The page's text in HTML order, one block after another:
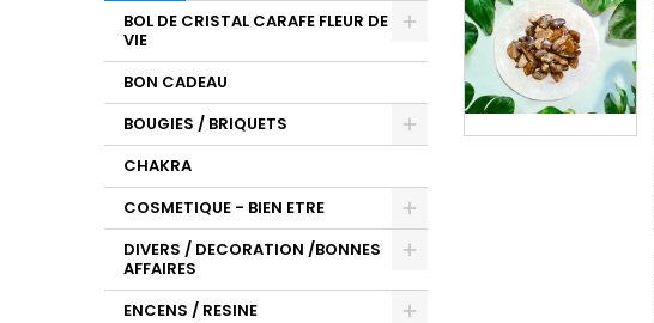
BOL DE CRISTAL CARAFE FLEUR DE
VIE
BON CADEAU
BOUGIES / BRIQUETS
CHAKRA
COSMETIQUE - BIEN ETRE
DIVERS / DECORATION /BONNES
AFFAIRES
ENCENS / RESINE